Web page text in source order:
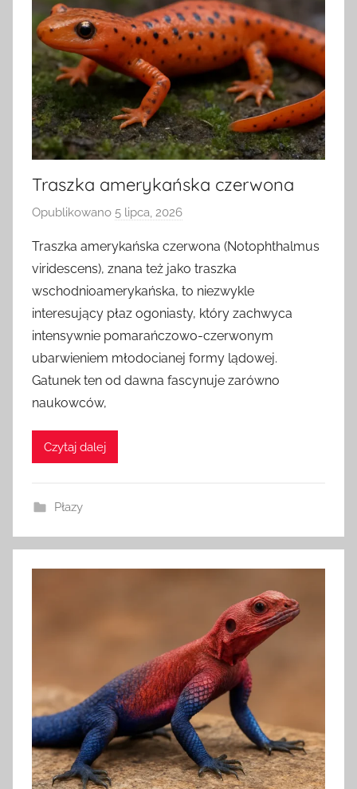
Traszka amerykańska czerwona
Opublikowano 5 lipca, 2026
z
e
z
Traszka amerykańska czerwona (Notophthalmus
viridescens), znana też jako traszka
wschodnioamerykańska, to niezwykle
interesujący płaz ogoniasty, który zachwyca
intensywnie pomarańczowo-czerwonym
ubarwieniem młodocianej formy lądowej.
Gatunek ten od dawna fascynuje zarówno
naukowców,
Czytaj dalej
Płazy